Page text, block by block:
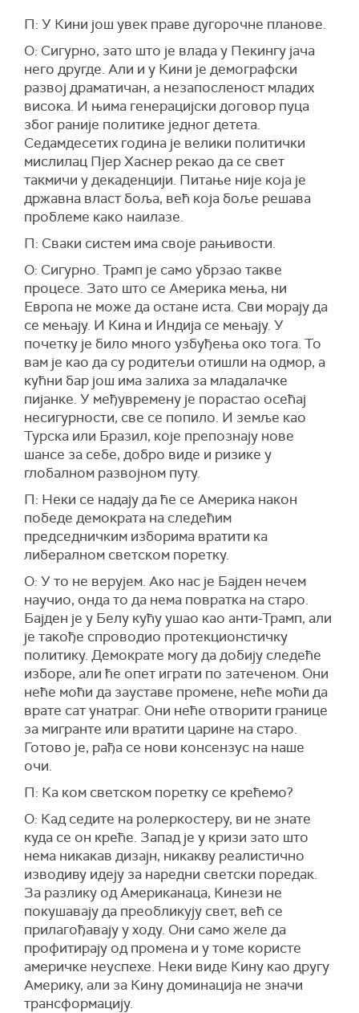
П: У Кини још увек праве дугорочне планове.
О: Сигурно, зато што је влада у Пекингу јача
него другде. Али и у Кини је демографски
развој драматичан, а незапосленост младих
висока. И њима генерацијски договор пуца
због раније политике једног детета.
Седамдесетих година је велики политички
мислилац Пјер Хаснер рекао да се свет
такмичи у декаденцији. Питање није која је
државна власт боља, већ која боље решава
проблеме како наилазе.
П: Сваки систем има своје рањивости.
О: Сигурно. Трамп је само убрзао такве
процесе. Зато што се Америка мења, ни
Европа не може да остане иста. Сви морају да
се мењају. И Кина и Индија се мењају. У
почетку је било много узбуђења око тога. То
вам је као да су родитељи отишли на одмор, а
кућни бар још има залиха за младалачке
пијанке. У међувремену је порастао осећај
несигурности, све се попило. И земље као
Турска или Бразил, које препознају нове
шансе за себе, добро виде и ризике у
глобалном развојном путу.
П: Неки се надају да ће се Америка након
победе демократа на следећим
председничким изборима вратити ка
либералном светском поретку.
О: У то не верујем. Ако нас је Бајден нечем
научио, онда то да нема повратка на старо.
Бајден је у Белу кућу ушао као анти-Трамп, али
је такође спроводио протекционстичку
политику. Демократе могу да добију следеће
изборе, али ће опет играти по затеченом. Они
неће моћи да зауставе промене, неће моћи да
врате сат унатраг. Они неће отворити границе
за мигранте или вратити царине на старо.
Готово је, рађа се нови консензус на наше
очи.
П: Ка ком светском поретку се крећемо?
О: Кад седите на ролеркостеру, ви не знате
куда се он креће. Запад је у кризи зато што
нема никакав дизајн, никакву реалистично
изводиву идеју за наредни светски поредак.
За разлику од Американаца, Кинези не
покушавају да преобликују свет, већ се
прилагођавају у ходу. Они само желе да
профитирају од промена и у томе користе
америчке неуспехе. Неки виде Кину као другу
Америку, али за Кину доминација не значи
трансформацију.